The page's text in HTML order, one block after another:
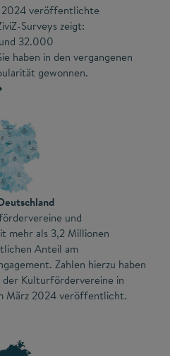
veröffentlichte
Surveys zeigt:
32.000
haben in den vergangenen
gewonnen.
und
mehr als 3,2 Millionen
Anteil am
Zahlen hierzu haben
Kulturfördervereine in
März 2024 veröffentlicht.